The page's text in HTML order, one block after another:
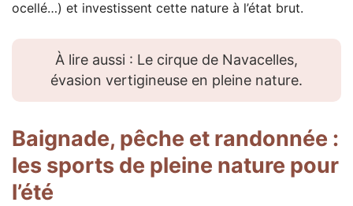
ocellé…) et investissent cette nature à l’état brut.
À lire aussi : Le cirque de Navacelles,
évasion vertigineuse en pleine nature.
Baignade, pêche et randonnée :
les sports de pleine nature pour
l’été